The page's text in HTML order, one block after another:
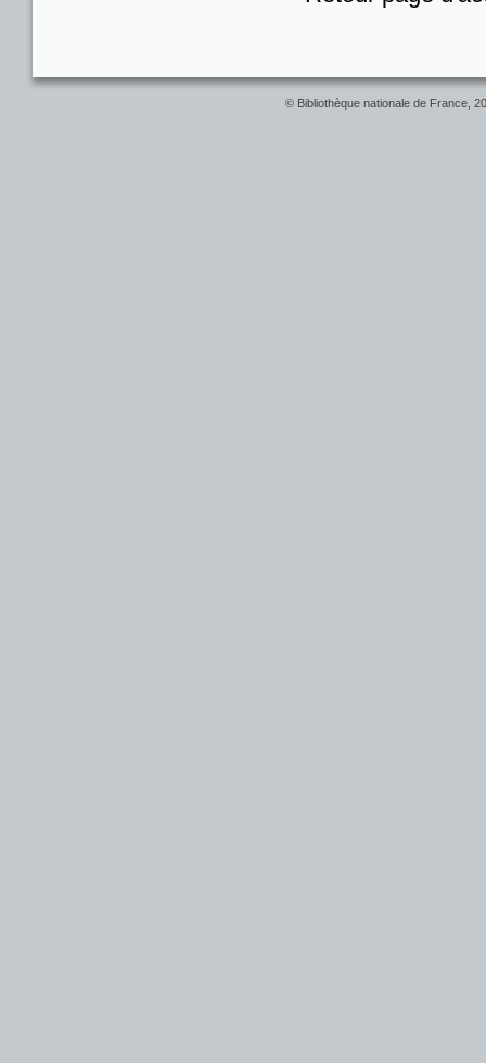
© Bibliothèque nationale de France,